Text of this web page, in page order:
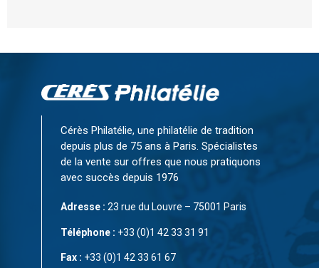
Cérès Philatélie, une philatélie de tradition
depuis plus de 75 ans à Paris. Spécialistes
de la vente sur offres que nous pratiquons
avec succès depuis 1976
Adresse : 23 rue du Louvre – 75001 Paris
Téléphone : +33 (0)1 42 33 31 91
Fax : +33 (0)1 42 33 61 67